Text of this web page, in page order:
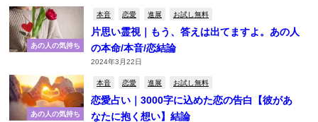
あの人の気持ち
本音 恋愛 進展 お試し無料
片思い霊視｜もう、答えは出てますよ。あの人
の本命/本音/恋結論
2024年3月22日
あの人の気持ち
本音 恋愛 進展 お試し無料
恋愛占い｜3000字に込めた恋の告白【彼があ
なたに抱く想い】結論